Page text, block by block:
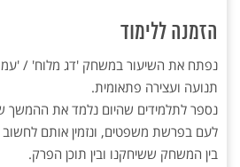
הזמנה ללימוד
נפתח את השיעור במשחק 'דג מלוח' /
תנועה ועצירה פתאומית.
נספר לתלמידים שהיום נלמד את ההמשך
לעם בפרשת משפטים, ונזמין אותם
בין המשחק ששיחקנו ובין תוכן הפרק.